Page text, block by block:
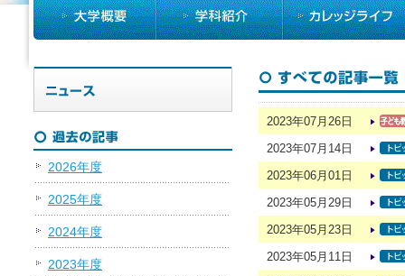
2026年度
2025年度
2024年度
2023年度
2023年07月26日
2023年07月14日
2023年06月01日
2023年05月29日
2023年05月23日
2023年05月11日